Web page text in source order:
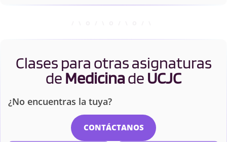
Clases para otras asignaturas
de Medicinade UCJC
¿No encuentras la tuya?
CONTÁCTANOS